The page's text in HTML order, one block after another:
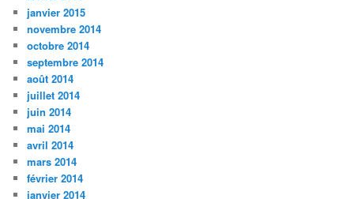
janvier 2015
novembre 2014
octobre 2014
septembre 2014
août 2014
juillet 2014
juin 2014
mai 2014
avril 2014
mars 2014
février 2014
janvier 2014